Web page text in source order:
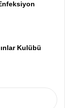
Kulübü